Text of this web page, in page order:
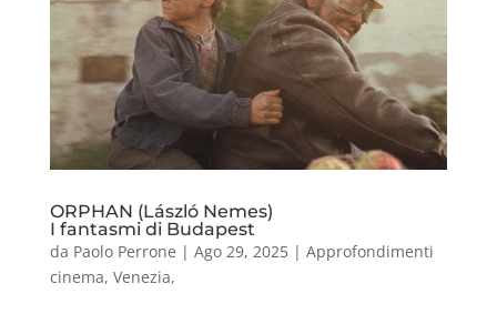
ORPHAN (László Nemes)
I fantasmi di Budapest
da Paolo Perrone | Ago 29, 2025| Approfondimenti
cinema, Venezia,